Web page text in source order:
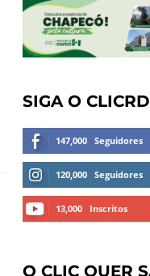
SIGA O
147,000 Seguidores
120,000 Seguidores
13,000 Inscritos
O CLIC QUER